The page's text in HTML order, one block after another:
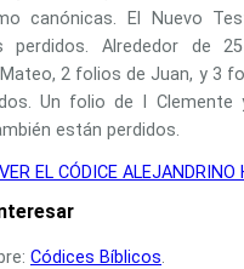
canónicas. El Nuevo
perdidos. Alrededor de
2 folios de Juan, y 3
Un folio de I Clemente
están perdidos.
EL CÓDICE ALEJANDRINO
Códices Bíblicos.